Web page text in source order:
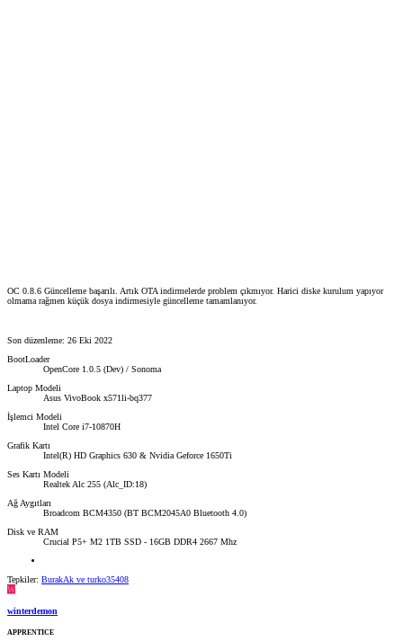
OC 0.8.6 Güncelleme başarılı. Artık OTA indirmelerde problem çıkmıyor. Harici diske kurulum yapıyor
olmama rağmen küçük dosya indirmesiyle güncelleme tamamlanıyor.
Son düzenleme: 26 Eki 2022
BootLoader
OpenCore 1.0.5 (Dev) / Sonoma
Laptop Modeli
Asus VivoBook x571li-bq377
İşlemci Modeli
Intel Core i7-10870H
Grafik Kartı
Intel(R) HD Graphics 630 & Nvidia Geforce 1650Ti
Ses Kartı Modeli
Realtek Alc 255 (Alc_ID:18)
Ağ Aygıtları
Broadcom BCM4350 (BT BCM2045A0 Bluetooth 4.0)
Disk ve RAM
Crucial P5+ M2 1TB SSD - 16GB DDR4 2667 Mhz
Tepkiler: BurakAk ve turko35408
W
winterdemon
APPRENTICE